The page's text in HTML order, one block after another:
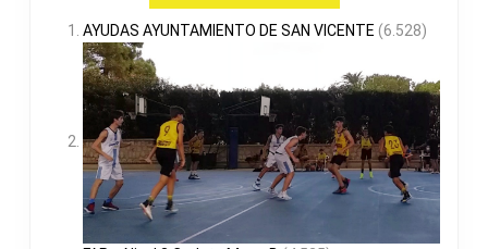
AYUDAS AYUNTAMIENTO DE SAN VICENTE (6.528)